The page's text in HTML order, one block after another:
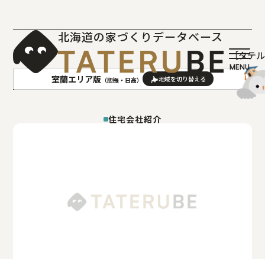
北海道の家づくりデータベース
［タテ
室蘭エリア版 （胆振・日高）
北見(オホーツク)版
住宅会社紹介